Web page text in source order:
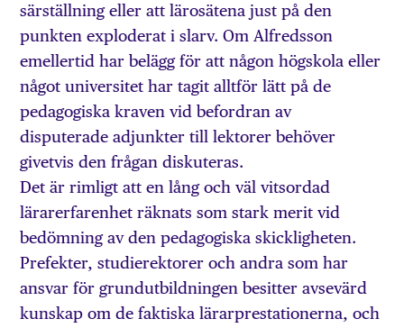
särställning eller att lärosätena just på den
punkten exploderat i slarv. Om Alfredsson
emellertid har belägg för att någon högskola eller
något universitet har tagit alltför lätt på de
pedagogiska kraven vid befordran av
disputerade adjunkter till lektorer behöver
givetvis den frågan diskuteras.
Det är rimligt att en lång och väl vitsordad
lärarerfarenhet räknats som stark merit vid
bedömning av den pedagogiska skickligheten.
Prefekter, studierektorer och andra som har
ansvar för grundutbildningen besitter avsevärd
kunskap om de faktiska lärarprestationerna, och